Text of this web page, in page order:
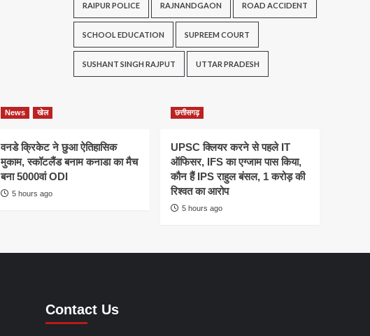
RAIPUR POLICE RAJNANDGAON ROAD ACCIDENT
SCHOOL EDUCATION SUPREEM COURT
SUSHANT SINGH RAJPUT UTTAR PRADESH
News खेल
वनडे क्रिकेट ने छुआ ऐतिहासिक
मुकाम, स्कॉटलैंड बनाम कनाडा का मैच
बना 5000वां ODI
5 hours ago
छत्तीसगढ़
UPSC क्लियर करने से पहले IT
ऑफिसर, IFS का एग्जाम पास किया,
कौन हैं IPS राहुल बंसल, 1 करोड़ की
रिश्वत का आरोप
5 hours ago
Contact Us